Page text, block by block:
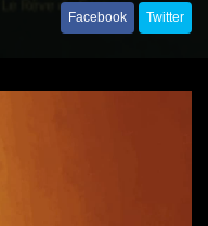
Facebook Twitter